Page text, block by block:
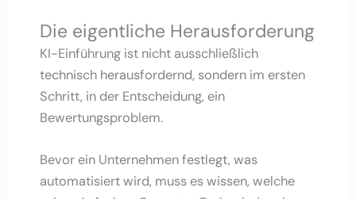
Die eigentliche Herausforderung
KI-Einführung ist nicht ausschließlich
technisch herausfordernd, sondern im ersten
Schritt, in der Entscheidung, ein
Bewertungsproblem.
Bevor ein Unternehmen festlegt, was
automatisiert wird, muss es wissen, welche